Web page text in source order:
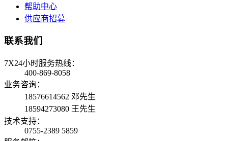
帮助中心
供应商招募
联系我们
7X24小时服务热线：
400-869-8058
业务咨询：
18576614562 邓先生
18594273080 王先生
技术支持：
0755-2389 5859